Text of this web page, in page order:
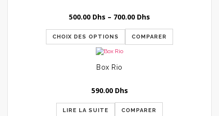
500.00 Dhs – 700.00 Dhs
CHOIX DES OPTIONS COMPARER
Box Rio
590.00 Dhs
LIRE LA SUITE COMPARER